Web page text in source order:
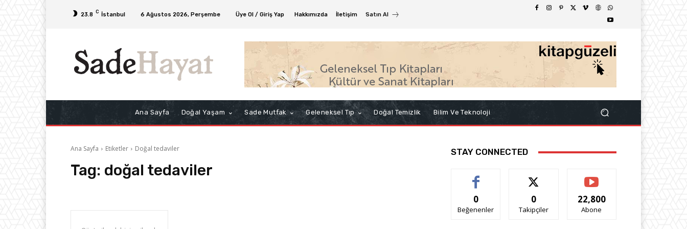
23.8 C İstanbul 6 Ağustos 2026, Perşembe Üye Ol / Giriş Yap Hakkımızda İletişim Satın Al
Ana Sayfa Doğal Yaşam Sade Mutfak Geleneksel Tıp Doğal Temizlik Bilim Ve Teknoloji
Ana Sayfa Etiketler Doğal tedaviler
Tag: doğal tedaviler
STAY CONNECTED
0
Beğenenler
0
Takipçiler
22,800
Abone